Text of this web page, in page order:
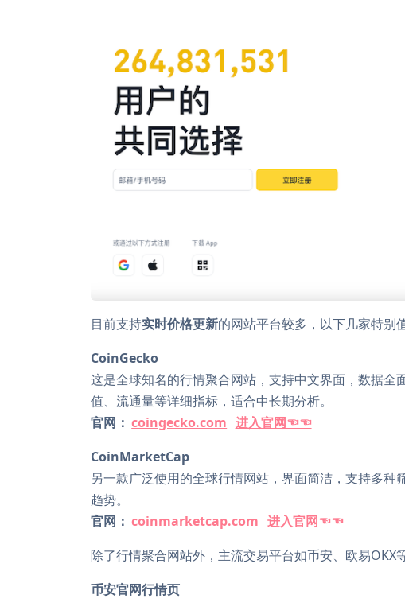
目前支持实时价格更新的网站平台较多，以下几家特别
CoinGecko
这是全球知名的行情聚合网站，支持中文界面，数据
值、流通量等详细指标，适合中长期分析。
官网： coingecko.com 进入官网☜☜
CoinMarketCap
另一款广泛使用的全球行情网站，界面简洁，支持多
趋势。
官网： coinmarketcap.com 进入官网☜☜
除了行情聚合网站外，主流交易平台如币安、欧易OKX
币安官网行情页